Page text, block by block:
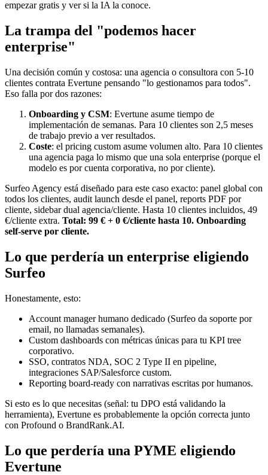
empezar gratis y ver si la IA la conoce.
La trampa del "podemos hacer
enterprise"
Una decisión común y costosa: una agencia o consultora con 5-10
clientes contrata Evertune pensando "lo gestionamos para todos".
Eso falla por dos razones:
Onboarding y CSM: Evertune asume tiempo de
implementación de semanas. Para 10 clientes son 2,5 meses
de trabajo previo a ver resultados.
Coste: el pricing custom asume volumen alto. Para 10 clientes
una agencia paga lo mismo que una sola enterprise (porque el
modelo es por cuenta corporativa, no por cliente).
Surfeo Agency está diseñado para este caso exacto: panel global con
todos los clientes, audit launch desde el panel, reports PDF por
cliente, sidebar dual agencia/cliente. Hasta 10 clientes incluidos, 49
€/cliente extra. Total: 99 € + 0 €/cliente hasta 10. Onboarding
self-serve por cliente.
Lo que perdería un enterprise eligiendo
Surfeo
Honestamente, esto:
Account manager humano dedicado (Surfeo da soporte por
email, no llamadas semanales).
Custom dashboards con métricas únicas para tu KPI tree
corporativo.
SSO, contratos NDA, SOC 2 Type II en pipeline,
integraciones SAP/Salesforce custom.
Reporting board-ready con narrativas escritas por humanos.
Si esto es lo que necesitas (señal: tu DPO está validando la
herramienta), Evertune es probablemente la opción correcta junto
con Profound o BrandRank.AI.
Lo que perdería una PYME eligiendo
Evertune